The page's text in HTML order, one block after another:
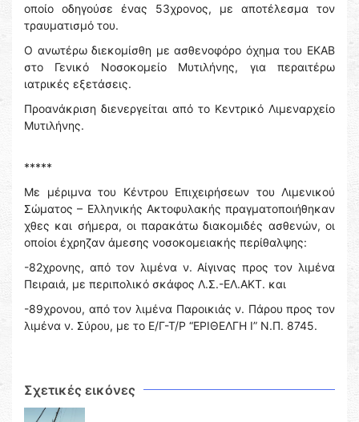
οποίο οδηγούσε ένας 53χρονος, με αποτέλεσμα τον
τραυματισμό του.
Ο ανωτέρω διεκομίσθη με ασθενοφόρο όχημα του ΕΚΑΒ
στο Γενικό Νοσοκομείο Μυτιλήνης, για περαιτέρω
ιατρικές εξετάσεις.
Προανάκριση διενεργείται από το Κεντρικό Λιμεναρχείο
Μυτιλήνης.
*****
Με μέριμνα του Κέντρου Επιχειρήσεων του Λιμενικού
Σώματος – Ελληνικής Ακτοφυλακής πραγματοποιήθηκαν
χθες και σήμερα, οι παρακάτω διακομιδές ασθενών, οι
οποίοι έχρηζαν άμεσης νοσοκομειακής περίθαλψης:
-82χρονης, από τον λιμένα ν. Αίγινας προς τον λιμένα
Πειραιά, με περιπολικό σκάφος Λ.Σ.-ΕΛ.ΑΚΤ. και
-89χρονου, από τον λιμένα Παροικιάς ν. Πάρου προς τον
λιμένα ν. Σύρου, με το Ε/Γ-Τ/Ρ “ΕΡΙΘΕΛΓΗ Ι” Ν.Π. 8745.
Σχετικές εικόνες